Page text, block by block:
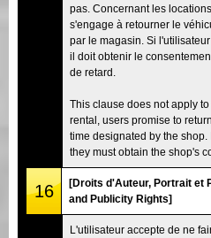
pas. Concernant les
s'engage à retourner le
par le magasin. Si
il doit obtenir le
de retard.
This clause does not apply
rental, users promise to
time designated by the shop.
they must obtain the shop's
16
[Droits d'Auteur, Portrait et
and Publicity Rights]
L'utilisateur accepte de ne